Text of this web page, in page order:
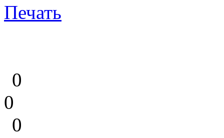
Печать
0
0
0